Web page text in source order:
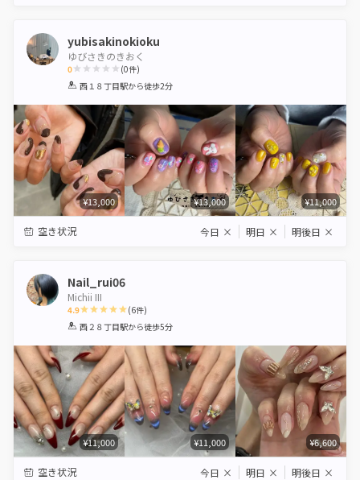
yubisakinokioku
ゆびさきのきおく
0
1 2 3 4 5
(0件)
西１８丁目駅から徒歩2分
¥13,000 ¥13,000 ¥11,000
空き状況 今日 × 明日 × 明後日 ×
Nail_rui06
Michii III
4.9
1 2 3 4 5
(6件)
西２８丁目駅から徒歩5分
¥11,000 ¥11,000 ¥6,600
空き状況 今日 × 明日 × 明後日 ×